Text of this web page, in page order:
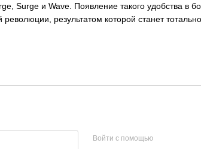
Surge и Wave. Появление такого удобства в
революции, результатом которой станет
Войти с помощью